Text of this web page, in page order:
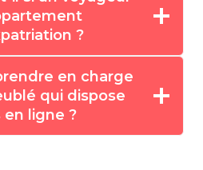
?
en charge
qui dispose
en ligne ?